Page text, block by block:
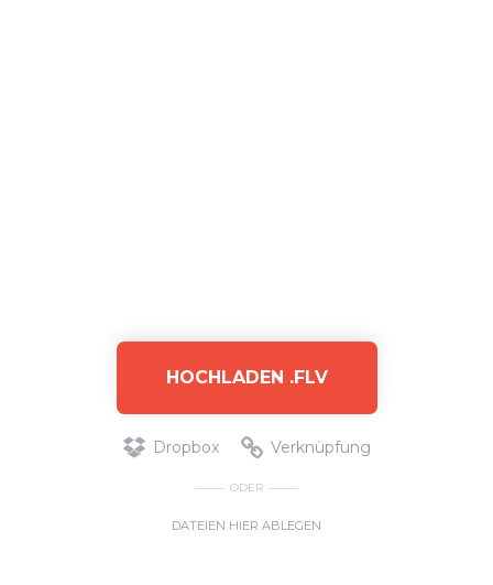
HOCHLADEN .FLV
Dropbox Verknüpfung
ODER
DATEIEN HIER ABLEGEN